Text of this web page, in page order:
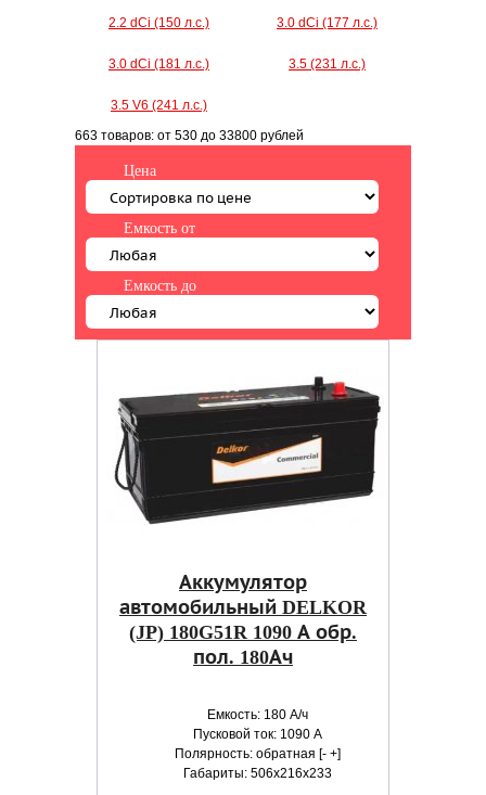
2.2 dCi (150 л.с.) 3.0 dCi (177 л.с.)
3.0 dCi (181 л.с.) 3.5 (231 л.с.)
3.5 V6 (241 л.с.)
663 товаров: от 530 до 33800 рублей
Цена
Емкость от
Емкость до
Аккумулятор
автомобильный DELKOR
(JP) 180G51R 1090 А обр.
пол. 180Ач
Емкость: 180 А/ч
Пусковой ток: 1090 А
Полярность: обратная [- +]
Габариты: 506x216x233